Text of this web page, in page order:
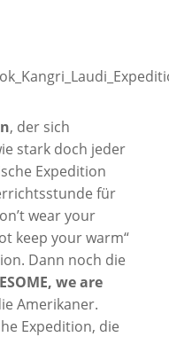
, der sich
stark doch jeder
Expedition
für
wear your
keep your warm“
Dann noch die
we are
Amerikaner.
Expedition, die